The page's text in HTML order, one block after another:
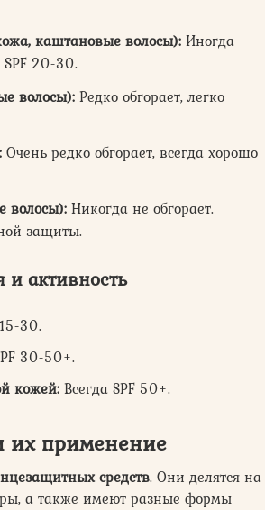
каштановые волосы): Иногда
SPF 20-30.
волосы): Редко обгорает, легко
Очень редко обгорает, всегда хорошо
волосы): Никогда не обгорает.
защиты.
и активность
30.
30-50+.
кожей: Всегда SPF 50+.
их применение
средств. Они делятся на
а также имеют разные формы